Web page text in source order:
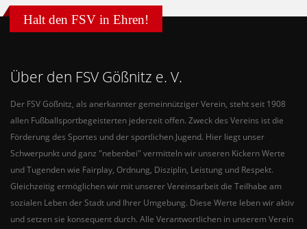
Halt den FSV in Ehren!
Über den FSV Gößnitz e. V.
Der FSV Gößnitz, als anerkannter gemeinnütziger Verein, steht seit 1908
allen Fußballsportbegeisterten jederzeit offen. Zweck des Vereins ist die
Förderung des Sportes und der sportlichen Jugend. Hier liegt unser
Schwerpunkt und ganz "nebenbei" vermitteln wir unseren Kickern Werte
und Tugenden wie Fairplay, Ordnung, Disziplin, Leistung und Respekt.
Gleichzeitig ermöglichen wir mit unserer Vereinsarbeit die Teilhabe am
sozialen Leben der Stadt und Ihrer Umgebung. Diese Werte leben wir aktiv
und setzen sie konsequent durch. Alle Verantwortlichen in unserem Verein